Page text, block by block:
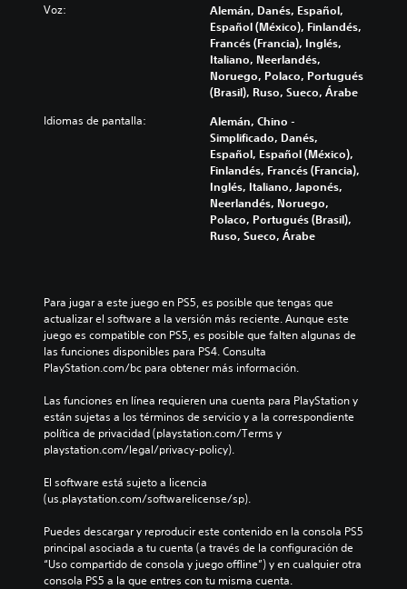
Voz:
Alemán, Danés, Español,
Español (México), Finlandés,
Francés (Francia), Inglés,
Italiano, Neerlandés,
Noruego, Polaco, Portugués
(Brasil), Ruso, Sueco, Árabe
Idiomas de pantalla:
Alemán, Chino -
Simplificado, Danés,
Español, Español (México),
Finlandés, Francés (Francia),
Inglés, Italiano, Japonés,
Neerlandés, Noruego,
Polaco, Portugués (Brasil),
Ruso, Sueco, Árabe
Para jugar a este juego en PS5, es posible que tengas que
actualizar el software a la versión más reciente. Aunque este
juego es compatible con PS5, es posible que falten algunas de
las funciones disponibles para PS4. Consulta
PlayStation.com/bc para obtener más información.
Las funciones en línea requieren una cuenta para PlayStation y
están sujetas a los términos de servicio y a la correspondiente
política de privacidad (playstation.com/Terms y
playstation.com/legal/privacy-policy).
El software está sujeto a licencia
(us.playstation.com/softwarelicense/sp).
Puedes descargar y reproducir este contenido en la consola PS5
principal asociada a tu cuenta (a través de la configuración de
“Uso compartido de consola y juego offline”) y en cualquier otra
consola PS5 a la que entres con tu misma cuenta.